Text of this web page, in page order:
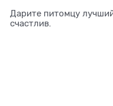
Дарите питомцу
счастлив.